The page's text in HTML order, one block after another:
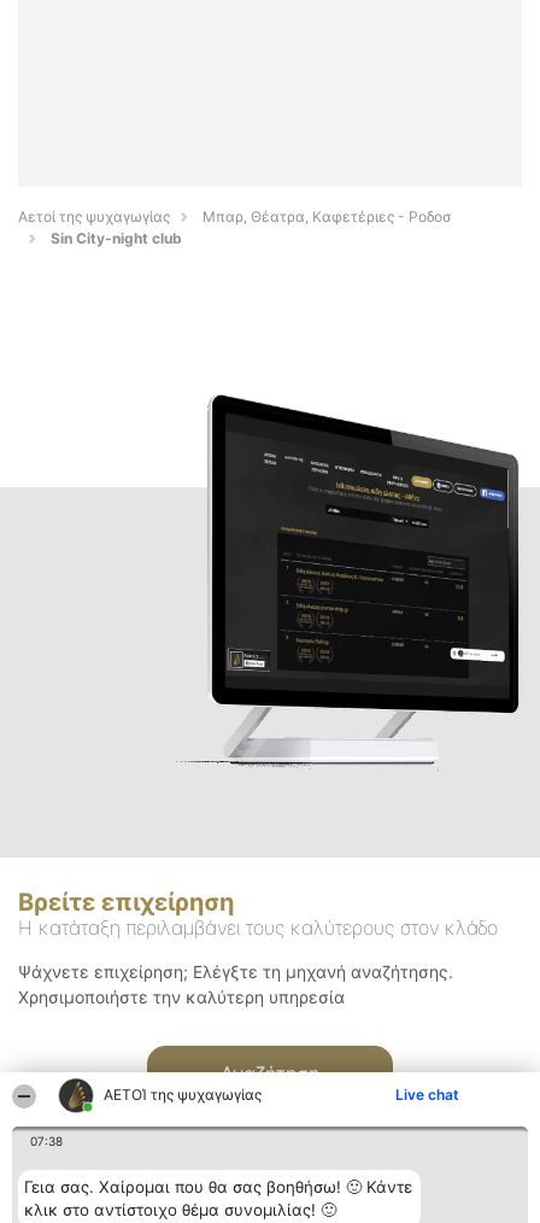
ΑΕΤΟΊ της ψυχαγωγίας Live chat
07:38
Γεια σας. Χαίρομαι που θα σας βοηθήσω! 🙂 Κάντε
κλικ στο αντίστοιχο θέμα συνομιλίας! 🙂
Αετοί της ψυχαγωγίας
Μπαρ, Θέατρα, Καφετέριες - Ροδοσ
Sin City-night club
Βρείτε επιχείρηση
Η κατάταξη περιλαμβάνει τους καλύτερους στον κλάδο
Ψάχνετε επιχείρηση; Ελέγξτε τη μηχανή αναζήτησης.
Χρησιμοποιήστε την καλύτερη υπηρεσία
Αναζήτηση